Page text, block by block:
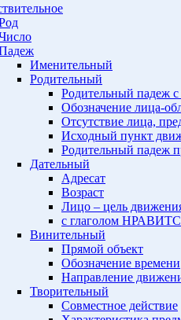
Именительный
Родительный
Родительный падеж
Обозначение лица-
Отсутствие лица,
Исходный пункт
Родительный падеж
Дательный
Адресат
Возраст
Лицо – цель
с глаголом
Винительный
Прямой объект
Обозначение времени
Направление
Творительный
Совместное действие